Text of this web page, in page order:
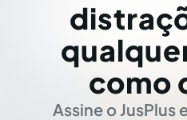
como
Assine o JusPlus